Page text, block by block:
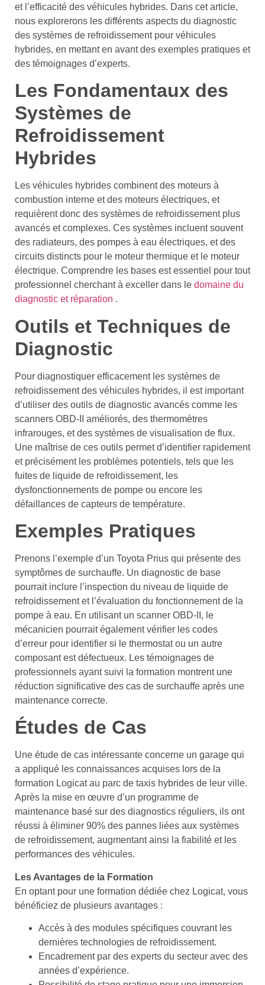
et l’efficacité des véhicules hybrides. Dans cet article,
nous explorerons les différents aspects du diagnostic
des systèmes de refroidissement pour véhicules
hybrides, en mettant en avant des exemples pratiques et
des témoignages d’experts.
Les Fondamentaux des
Systèmes de
Refroidissement
Hybrides
Les véhicules hybrides combinent des moteurs à
combustion interne et des moteurs électriques, et
requièrent donc des systèmes de refroidissement plus
avancés et complexes. Ces systèmes incluent souvent
des radiateurs, des pompes à eau électriques, et des
circuits distincts pour le moteur thermique et le moteur
électrique. Comprendre les bases est essentiel pour tout
professionnel cherchant à exceller dans le domaine du
diagnostic et réparation .
Outils et Techniques de
Diagnostic
Pour diagnostiquer efficacement les systèmes de
refroidissement des véhicules hybrides, il est important
d’utiliser des outils de diagnostic avancés comme les
scanners OBD-II améliorés, des thermomètres
infrarouges, et des systèmes de visualisation de flux.
Une maîtrise de ces outils permet d’identifier rapidement
et précisément les problèmes potentiels, tels que les
fuites de liquide de refroidissement, les
dysfonctionnements de pompe ou encore les
défaillances de capteurs de température.
Exemples Pratiques
Prenons l’exemple d’un Toyota Prius qui présente des
symptômes de surchauffe. Un diagnostic de base
pourrait inclure l’inspection du niveau de liquide de
refroidissement et l’évaluation du fonctionnement de la
pompe à eau. En utilisant un scanner OBD-II, le
mécanicien pourrait également vérifier les codes
d’erreur pour identifier si le thermostat ou un autre
composant est défectueux. Les témoignages de
professionnels ayant suivi la formation montrent une
réduction significative des cas de surchauffe après une
maintenance correcte.
Études de Cas
Une étude de cas intéressante concerne un garage qui
a appliqué les connaissances acquises lors de la
formation Logicat au parc de taxis hybrides de leur ville.
Après la mise en œuvre d’un programme de
maintenance basé sur des diagnostics réguliers, ils ont
réussi à éliminer 90% des pannes liées aux systèmes
de refroidissement, augmentant ainsi la fiabilité et les
performances des véhicules.
Les Avantages de la Formation
En optant pour une formation dédiée chez Logicat, vous
bénéficiez de plusieurs avantages :
Accès à des modules spécifiques couvrant les
dernières technologies de refroidissement.
Encadrement par des experts du secteur avec des
années d’expérience.